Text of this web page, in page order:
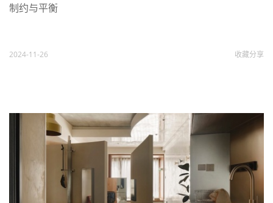
制约与平衡
2024-11-26 收藏分享